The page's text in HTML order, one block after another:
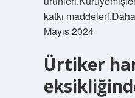
katkı
Mayıs 2024
Ürtiker